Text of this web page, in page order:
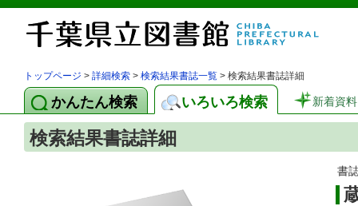
トップページ > 詳細検索 > 検索結果書誌一覧 > 検索結果書誌詳細
かんたん検索 いろいろ検索 新着資料
検索結果書誌詳細
書